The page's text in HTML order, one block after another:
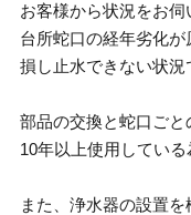
お客様から状況をお伺
台所蛇口の経年劣化
損し止水できない状況
部品の交換と蛇口ごと
10年以上使用している
また、浄水器の設置を